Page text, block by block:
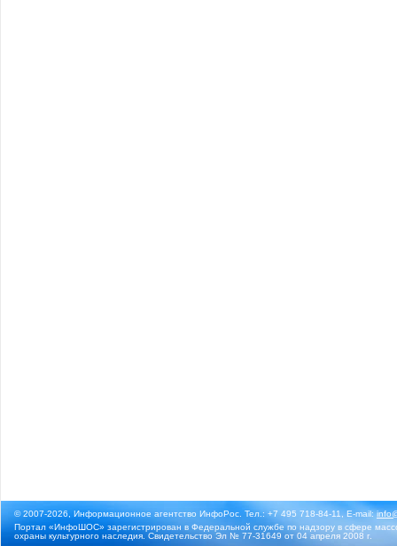
© 2007-2026, Информационное агентство ИнфоРос. Тел.: +7 495 718-84-11, E-mail:
Портал «ИнфоШОС» зарегистрирован в Федеральной службе по надзору в сфере
охраны культурного наследия. Свидетельство Эл № 77-31649 от 04 апреля 2008 г.